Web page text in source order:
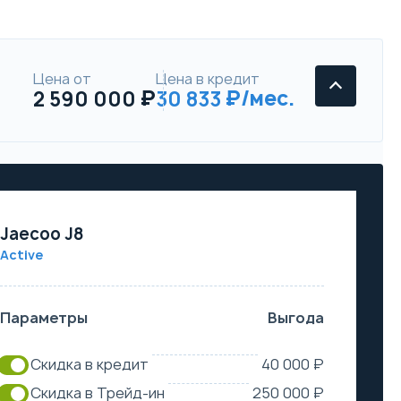
Цена от
2 590 000
Цена в кредит
30 833
Jaecoo J8
Active
Параметры Выгода
Скидка в кредит
40 000 ₽
Скидка в Трейд-ин
250 000 ₽